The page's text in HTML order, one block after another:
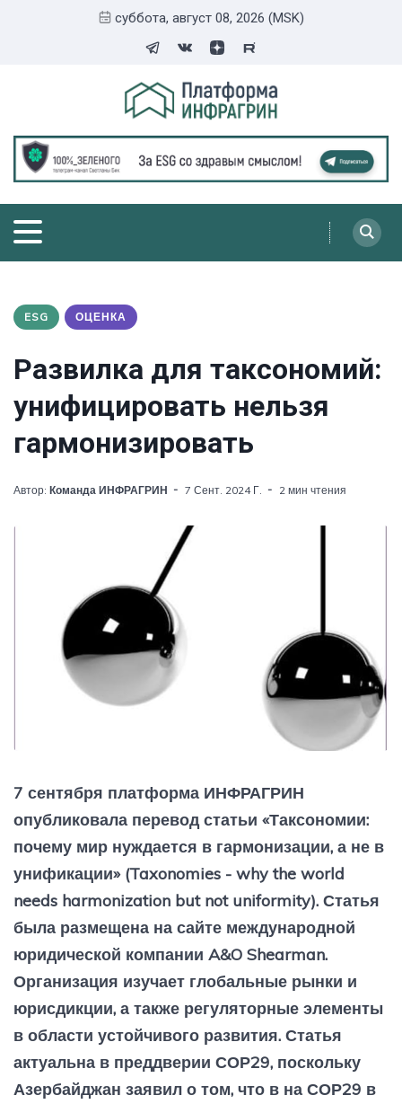
суббота, август 08, 2026 (MSK)
ESG ОЦЕНКА
Развилка для таксономий:
унифицировать нельзя
гармонизировать
Автор: Команда ИНФРАГРИН 7 Сент. 2024 Г. 2 мин чтения
7 сентября платформа ИНФРАГРИН
опубликовала перевод статьи «Таксономии:
почему мир нуждается в гармонизации, а не в
унификации» (Taxonomies - why the world
needs harmonization but not uniformity). Статья
была размещена на сайте международной
юридической компании A&O Shearman.
Организация изучает глобальные рынки и
юрисдикции, а также регуляторные элементы
в области устойчивого развития. Статья
актуальна в преддверии СОР29, поскольку
Азербайджан заявил о том, что в на СОР29 в